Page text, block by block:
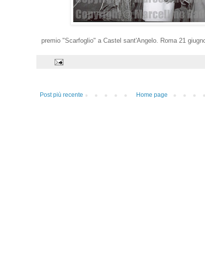
premio "Scarfoglio" a Castel sant'Angelo. Roma 21
Post più recente Home page